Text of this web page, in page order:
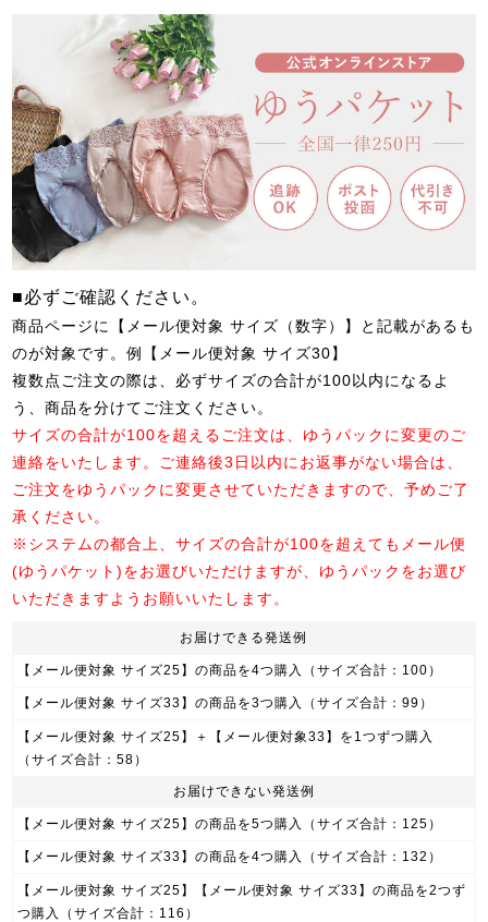
■必ずご確認ください。
商品ページに【メール便対象 サイズ（数字）】と記載があるも
のが対象です。例【メール便対象 サイズ30】
複数点ご注文の際は、必ずサイズの合計が100以内になるよ
う、商品を分けてご注文ください。
サイズの合計が100を超えるご注文は、ゆうパックに変更のご
連絡をいたします。ご連絡後3日以内にお返事がない場合は、
ご注文をゆうパックに変更させていただきますので、予めご了
承ください。
※システムの都合上、サイズの合計が100を超えてもメール便
(ゆうパケット)をお選びいただけますが、ゆうパックをお選び
いただきますようお願いいたします。
お届けできる発送例
【メール便対象 サイズ25】の商品を4つ購入 （サイズ合計：100）
【メール便対象 サイズ33】の商品を3つ購入 （サイズ合計：99）
【メール便対象 サイズ25】＋【メール便対象33】を1つずつ購入
（サイズ合計：58）
お届けできない発送例
【メール便対象 サイズ25】の商品を5つ購入 （サイズ合計：125）
【メール便対象 サイズ33】の商品を4つ購入 （サイズ合計：132）
【メール便対象 サイズ25】【メール便対象 サイズ33】の商品を2つず
つ購入
（サイズ合計：116）